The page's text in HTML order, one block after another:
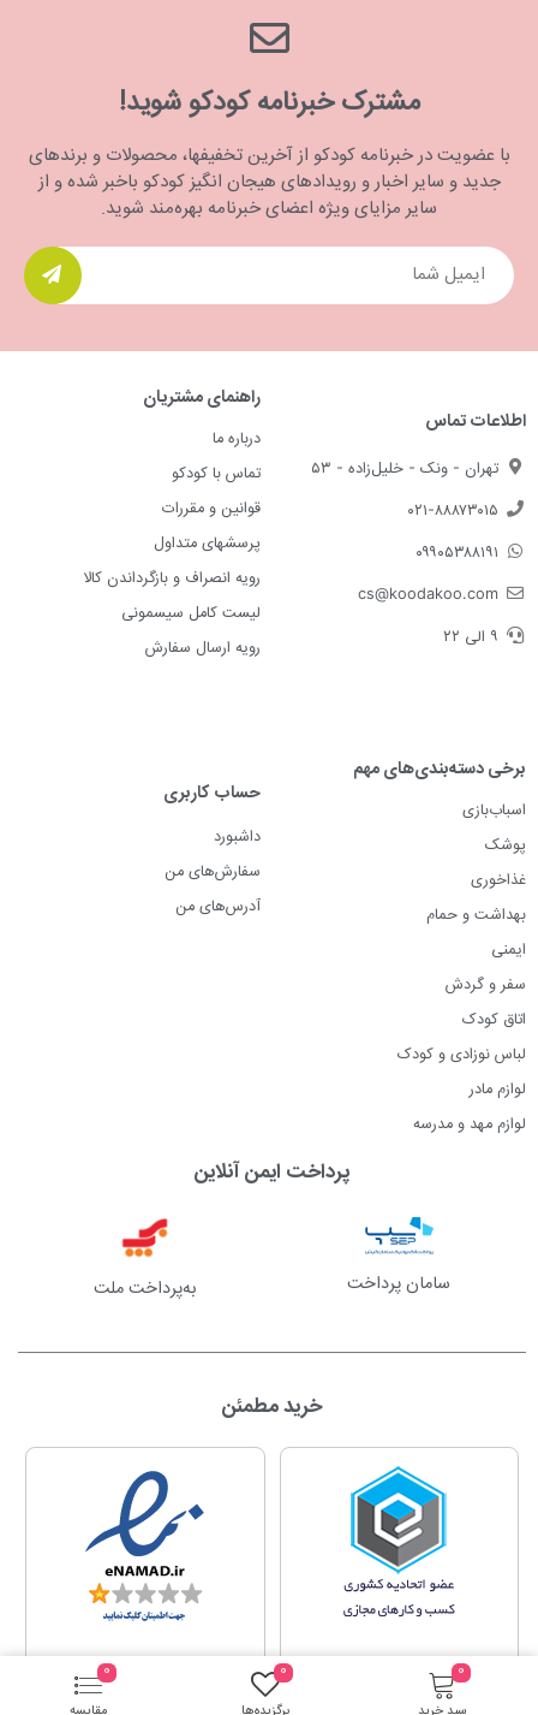
مشترک خبرنامه کودکو شوید!
با عضویت در خبرنامه کودکو از آخرین تخفیفها، محصولات و برندهای
جدید و سایر اخبار و رویدادهای هیجان انگیز کودکو باخبر شده و از
سایر مزایای ویژه اعضای خبرنامه بهره‌مند شوید.
اطلاعات تماس
تهران - ونک - خلیل‌زاده - ۵۳
۰۲۱-۸۸۸۷۳۰۱۵
۰۹۹۰۵۳۸۸۱۹۱
cs@koodakoo.com
۹ الی ۲۲
راهنمای مشتریان
درباره ما
تماس با کودکو
قوانین و مقررات
پرسشهای متداول
رویه انصراف و بازگرداندن کالا
لیست کامل سیسمونی
رویه ارسال سفارش
برخی دسته‌بندی‌های مهم
اسباب‌بازی
پوشک
غذاخوری
بهداشت و حمام
ایمنی
سفر و گردش
اتاق کودک
لباس نوزادی و کودک
لوازم مادر
لوازم مهد و مدرسه
حساب کاربری
داشبورد
سفارش‌های من
آدرس‌های من
پرداخت ایمن آنلاین
سامان پرداخت به‌پرداخت ملت
خرید مطمئن
سبد خرید
0
برگزیده‌ها
0
مقایسه
0